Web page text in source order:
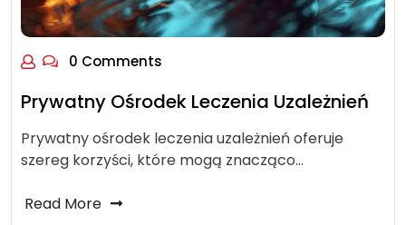
0 Comments
Prywatny Ośrodek Leczenia Uzależnień
Prywatny ośrodek leczenia uzależnień oferuje
szereg korzyści, które mogą znacząco…
Read More